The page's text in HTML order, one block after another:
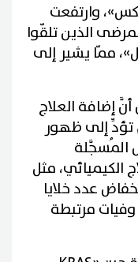
وارتفعت
المرضى الذين تلقّوا
ممّا يشير إلى
إضافة العلاج
تؤدِّ إلى ظهور
المُسجَّلة
الكيميائي، مثل
عدد خلايا
وفيات مرتبطة